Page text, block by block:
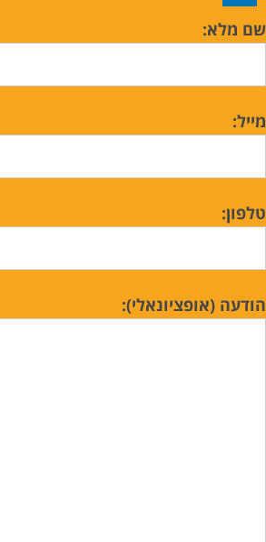
שם מלא:
מייל:
טלפון:
הודעה (אופציונאלי):